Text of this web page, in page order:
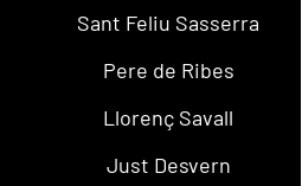
Sant Feliu Sasserra
Pere de Ribes
Llorenç Savall
Just Desvern